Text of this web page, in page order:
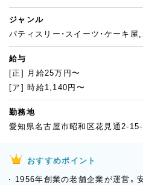
ジャンル
パティスリー・スイーツ・ケーキ屋
給与
[正] 月給25万円〜
[ア] 時給1,140円〜
勤務地
愛知県名古屋市昭和区花見通2-
おすすめポイント
1956年創業の老舗企業が運営。